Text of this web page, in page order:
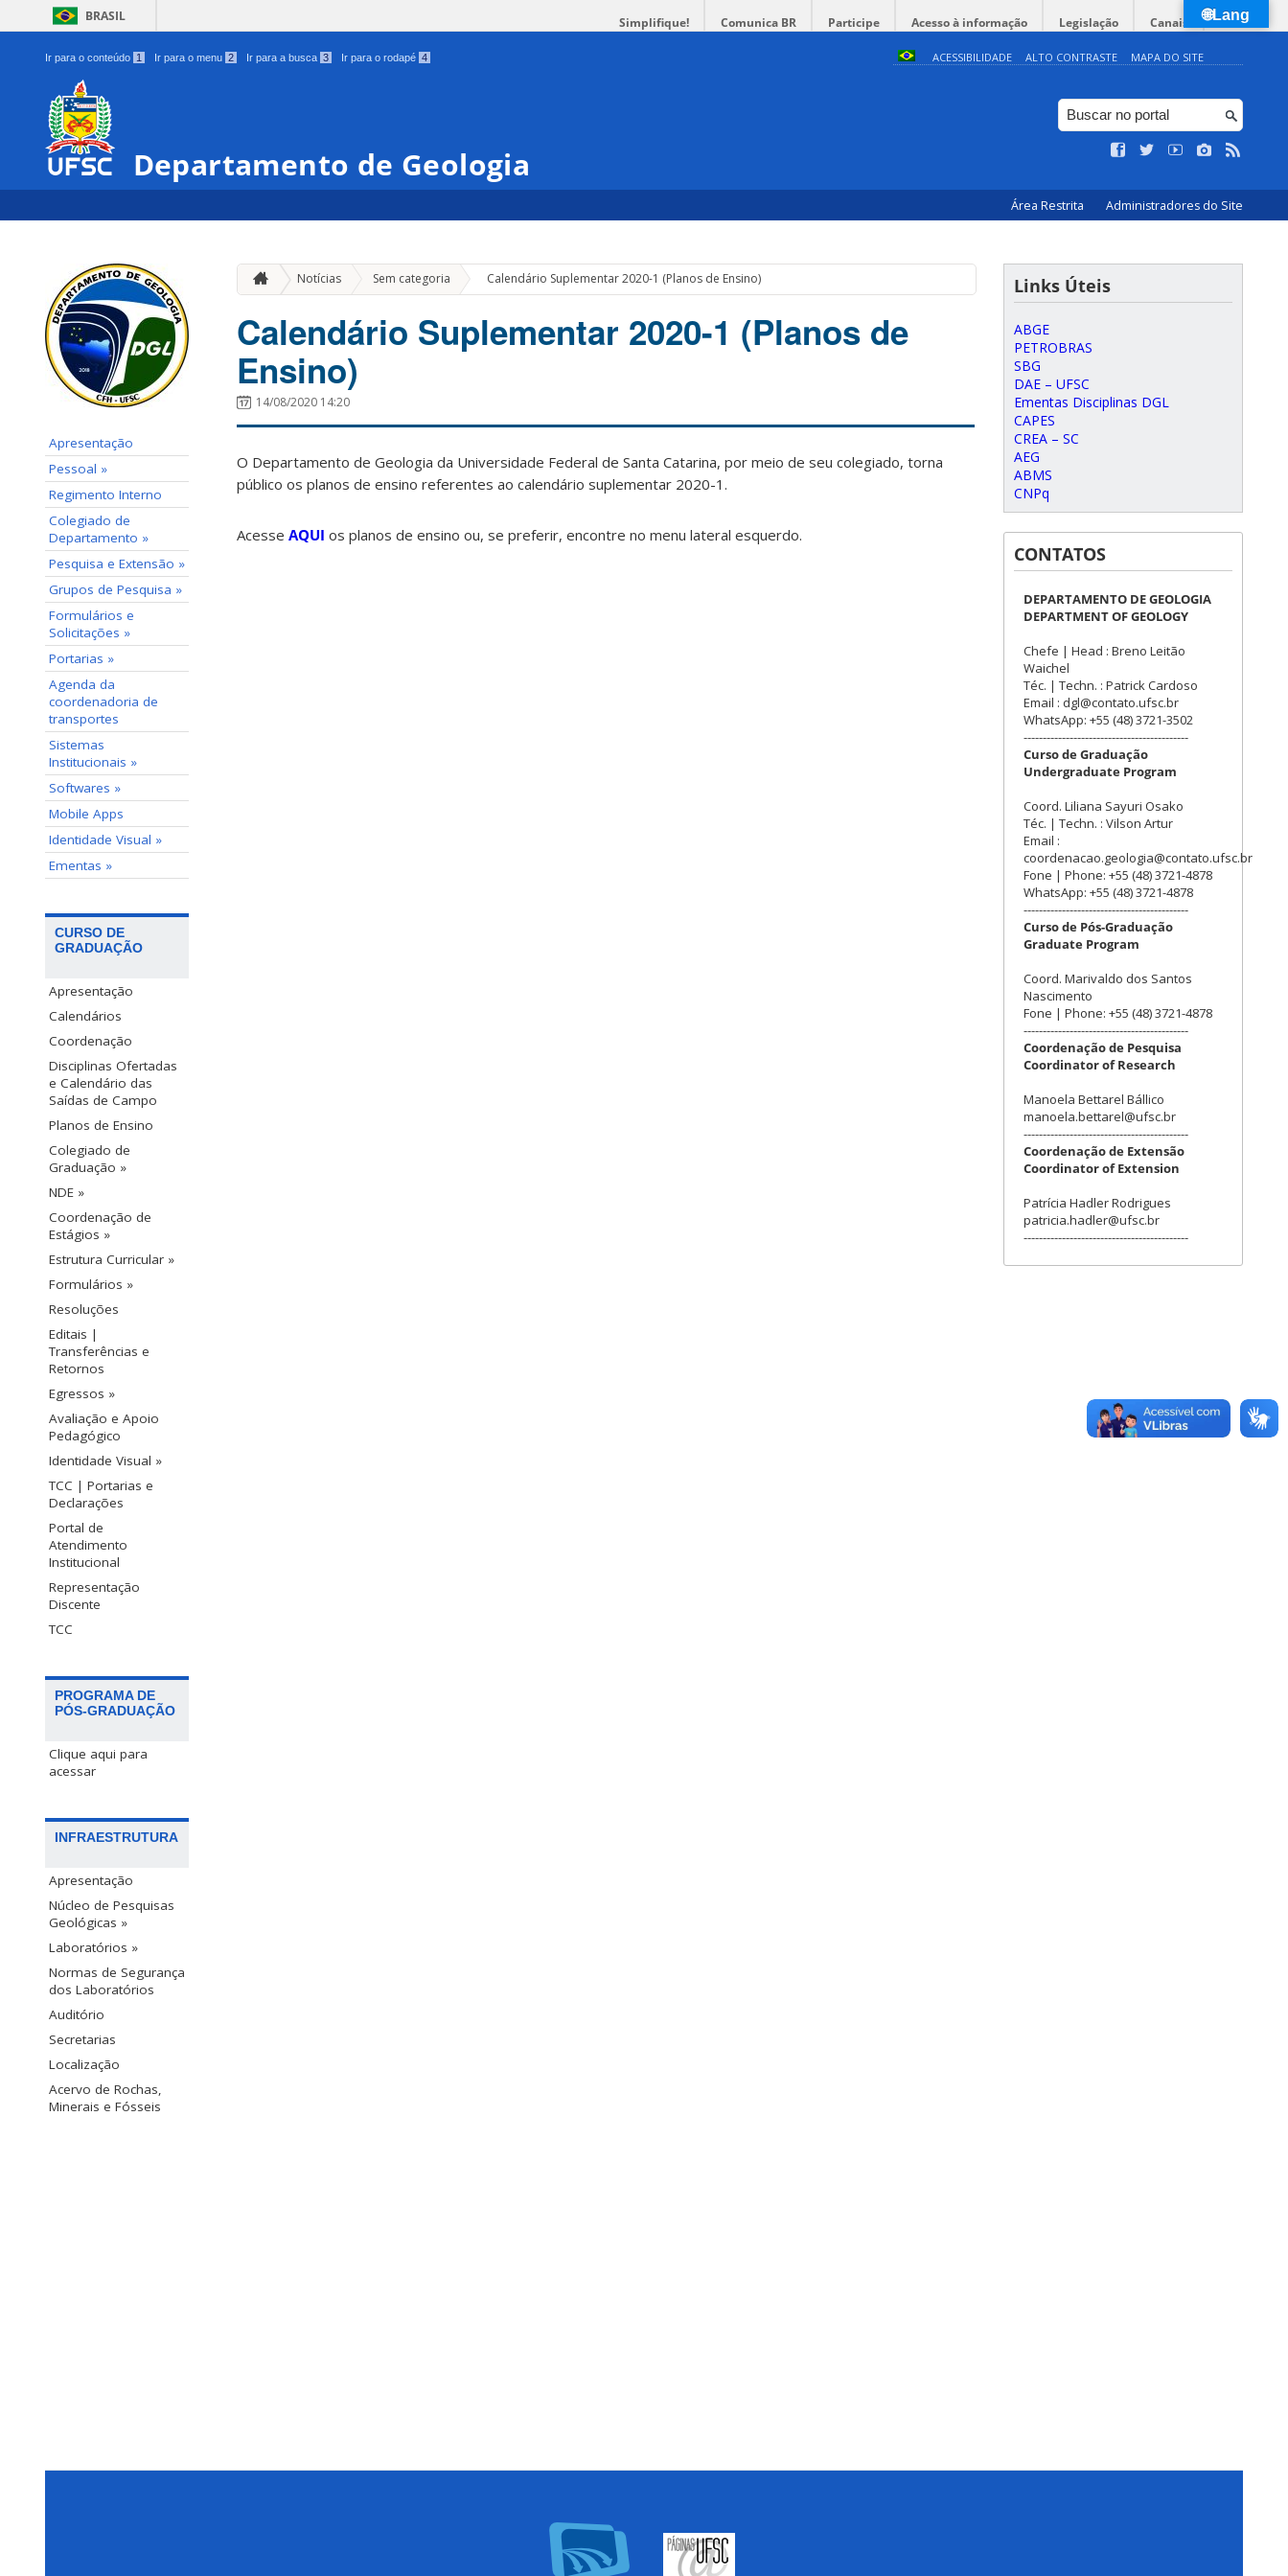
BRASIL Simplifique! Comunica BR Participe Acesso à informação Legislação Canais
Ir para o conteúdo 1 Ir para o menu 2 Ir para a busca 3 Ir para o rodapé 4 ACESSIBILIDADE ALTO CONTRASTE MAPA DO SITE
Departamento de Geologia
Área Restrita Administradores do Site
Apresentação
Pessoal »
Regimento Interno
Colegiado de
Departamento »
Pesquisa e Extensão »
Grupos de Pesquisa »
Formulários e
Solicitações »
Portarias »
Agenda da
coordenadoria de
transportes
Sistemas
Institucionais »
Softwares »
Mobile Apps
Identidade Visual »
Ementas »
CURSO DE
GRADUAÇÃO
Apresentação
Calendários
Coordenação
Disciplinas Ofertadas
e Calendário das
Saídas de Campo
Planos de Ensino
Colegiado de
Graduação »
NDE »
Coordenação de
Estágios »
Estrutura Curricular »
Formulários »
Resoluções
Editais |
Transferências e
Retornos
Egressos »
Avaliação e Apoio
Pedagógico
Identidade Visual »
TCC | Portarias e
Declarações
Portal de
Atendimento
Institucional
Representação
Discente
TCC
PROGRAMA DE
PÓS-GRADUAÇÃO
Clique aqui para
acessar
INFRAESTRUTURA
Apresentação
Núcleo de Pesquisas
Geológicas »
Laboratórios »
Normas de Segurança
dos Laboratórios
Auditório
Secretarias
Localização
Acervo de Rochas,
Minerais e Fósseis
Notícias Sem categoria » Calendário Suplementar 2020-1 (Planos de Ensino)
Calendário Suplementar 2020-1 (Planos de
Ensino)
14/08/2020 14:20
O Departamento de Geologia da Universidade Federal de Santa Catarina, por meio de seu colegiado, torna
público os planos de ensino referentes ao calendário suplementar 2020-1.
Acesse AQUI os planos de ensino ou, se preferir, encontre no menu lateral esquerdo.
Links Úteis
ABGE
PETROBRAS
SBG
DAE – UFSC
Ementas Disciplinas DGL
CAPES
CREA – SC
AEG
ABMS
CNPq
CONTATOS
DEPARTAMENTO DE GEOLOGIA
DEPARTMENT OF GEOLOGY
Chefe | Head : Breno Leitão
Waichel
Téc. | Techn. : Patrick Cardoso
Email : dgl@contato.ufsc.br
WhatsApp: +55 (48) 3721-3502
-------------------------------------------
Curso de Graduação
Undergraduate Program
Coord. Liliana Sayuri Osako
Téc. | Techn. : Vilson Artur
Email :
coordenacao.geologia@contato.ufsc.br
Fone | Phone: +55 (48) 3721-4878
WhatsApp: +55 (48) 3721-4878
-------------------------------------------
Curso de Pós-Graduação
Graduate Program
Coord. Marivaldo dos Santos
Nascimento
Fone | Phone: +55 (48) 3721-4878
-------------------------------------------
Coordenação de Pesquisa
Coordinator of Research
Manoela Bettarel Bállico
manoela.bettarel@ufsc.br
-------------------------------------------
Coordenação de Extensão
Coordinator of Extension
Patrícia Hadler Rodrigues
patricia.hadler@ufsc.br
-------------------------------------------
🌐Lang